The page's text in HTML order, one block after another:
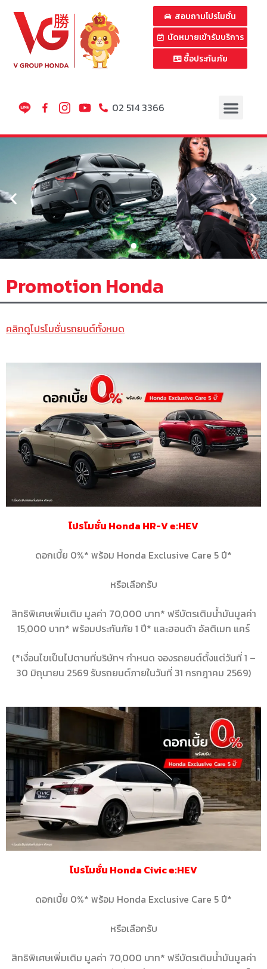
สอบถามโปรโมชั่น
นัดหมายเข้ารับบริการ
ซื้อประกันภัย
02 514 3366
Promotion Honda
คลิกดูโปรโมชั่นรถยนต์ทั้งหมด
โปรโมชั่น Honda HR-V e:HEV
ดอกเบี้ย 0%* พร้อม Honda Exclusive Care 5 ปี*
หรือเลือกรับ
สิทธิพิเศษเพิ่มเติม มูลค่า 70,000 บาท* ฟรีบัตรเติมน้ำมันมูลค่า
15,000 บาท* พร้อมประกันภัย 1 ปี* และฮอนด้า อัลติเมท แคร์
(*เงื่อนไขเป็นไปตามที่บริษัทฯ กำหนด จองรถยนต์ตั้งแต่วันที่ 1 –
30 มิถุนายน 2569 รับรถยนต์ภายในวันที่ 31 กรกฎาคม 2569)
โปรโมชั่น Honda Civic e:HEV
ดอกเบี้ย 0%* พร้อม Honda Exclusive Care 5 ปี*
หรือเลือกรับ
สิทธิพิเศษเพิ่มเติม มูลค่า 70,000 บาท* ฟรีบัตรเติมน้ำมันมูลค่า